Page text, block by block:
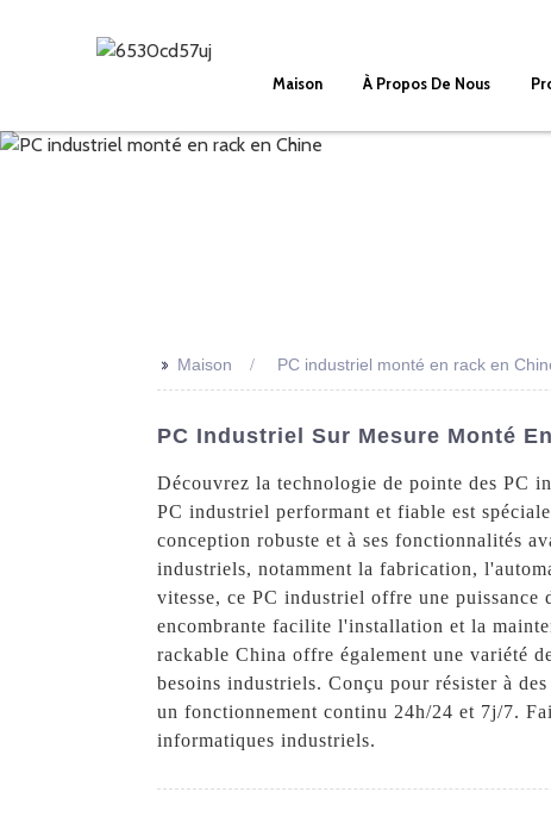
Maison À Propos De Nous
>> Maison PC industriel monté en rack en
PC Industriel Sur Mesure Monté
Découvrez la technologie de pointe des PC
PC industriel performant et fiable est
conception robuste et à ses fonctionnalités
industriels, notamment la fabrication,
vitesse, ce PC industriel offre une puissance
encombrante facilite l'installation et la
rackable China offre également une variété
besoins industriels. Conçu pour résister à
un fonctionnement continu 24h/24 et 7j/7.
informatiques industriels.